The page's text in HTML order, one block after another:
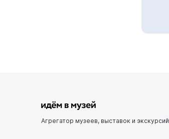
Агрегатор музеев, выставок и экскурсий